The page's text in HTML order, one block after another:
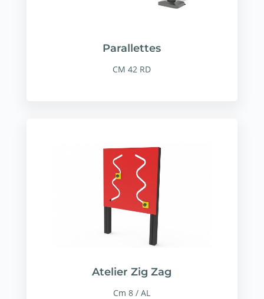
Parallettes
CM 42 RD
Atelier Zig Zag
Cm 8 / AL